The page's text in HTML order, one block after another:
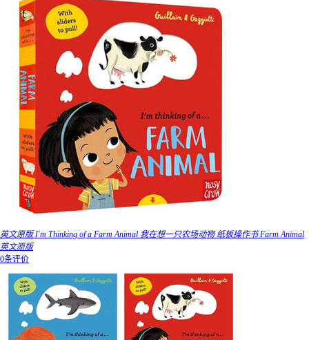
英文原版 I'm Thinking of a Farm Animal 我在想一只农场动物 纸板操作书 Farm Animal
英文原版
0条评价